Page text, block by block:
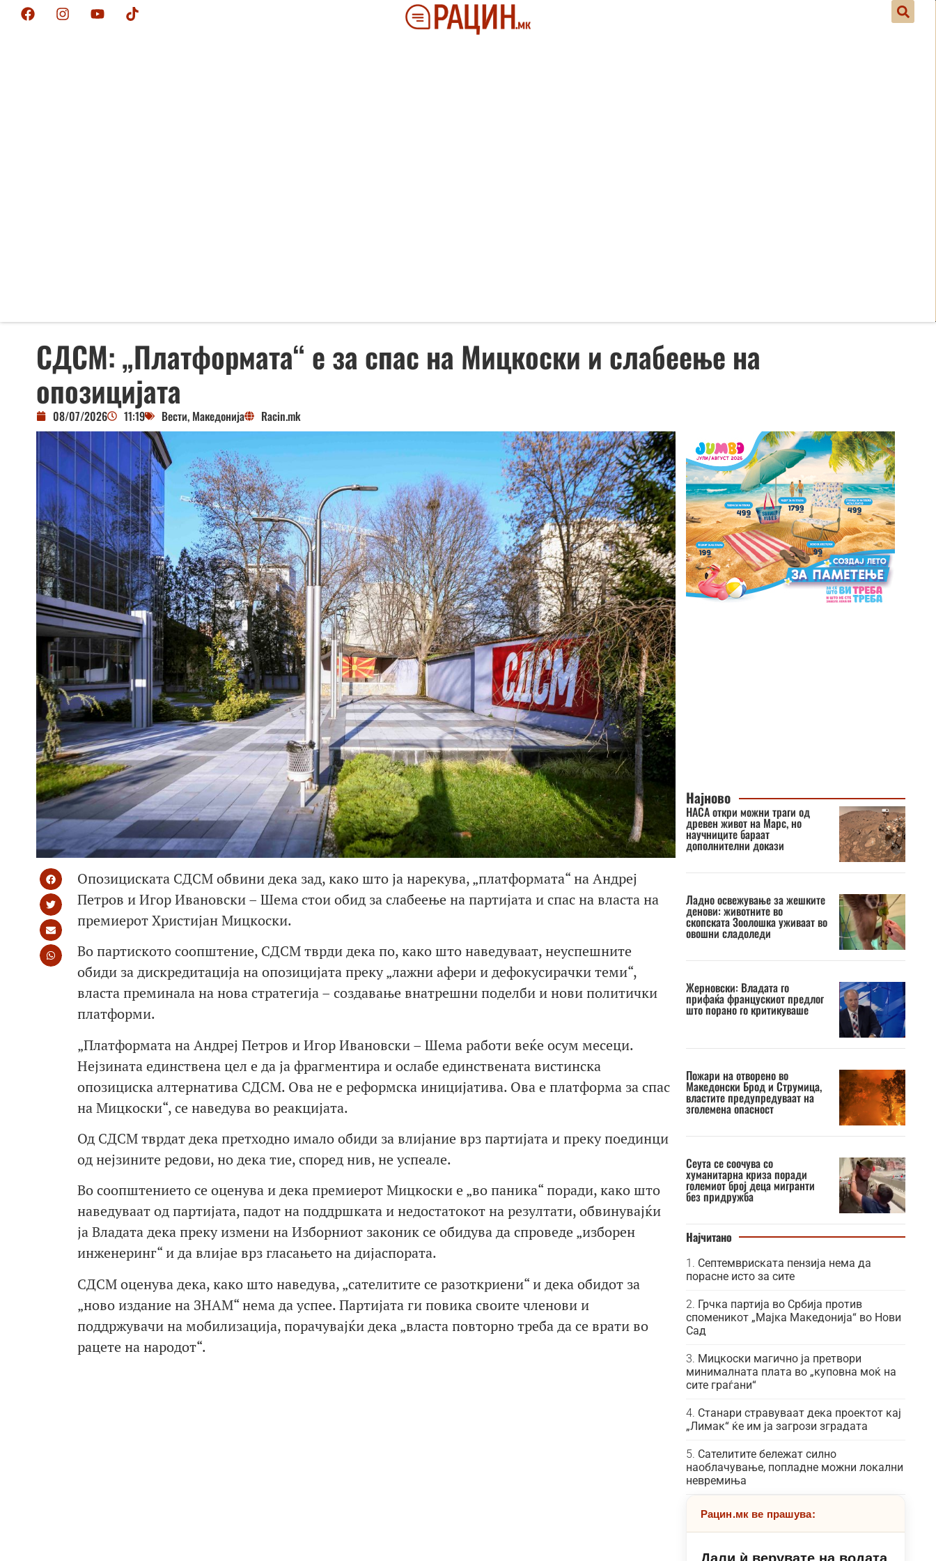
СДСМ: „Платформата“ е за спас на Мицкоски и слабеење на
опозицијата
08/07/2026 11:19 Вести, Македонија Racin.mk
Опозициската СДСМ обвини дека зад, како што ја нарекува, „платформата“ на Андреј
Петров и Игор Ивановски – Шема стои обид за слабеење на партијата и спас на власта на
премиерот Христијан Мицкоски.
Во партиското соопштение, СДСМ тврди дека по, како што наведуваат, неуспешните
обиди за дискредитација на опозицијата преку „лажни афери и дефокусирачки теми“,
власта преминала на нова стратегија – создавање внатрешни поделби и нови политички
платформи.
„Платформата на Андреј Петров и Игор Ивановски – Шема работи веќе осум месеци.
Нејзината единствена цел е да ја фрагментира и ослабе единствената вистинска
опозициска алтернатива СДСМ. Ова не е реформска иницијатива. Ова е платформа за спас
на Мицкоски“, се наведува во реакцијата.
Од СДСМ тврдат дека претходно имало обиди за влијание врз партијата и преку поединци
од нејзините редови, но дека тие, според нив, не успеале.
Во соопштението се оценува и дека премиерот Мицкоски е „во паника“ поради, како што
наведуваат од партијата, падот на поддршката и недостатокот на резултати, обвинувајќи
ја Владата дека преку измени на Изборниот законик се обидува да спроведе „изборен
инженеринг“ и да влијае врз гласањето на дијаспората.
СДСМ оценува дека, како што наведува, „сателитите се разоткриени“ и дека обидот за
„ново издание на ЗНАМ“ нема да успее. Партијата ги повика своите членови и
поддржувачи на мобилизација, порачувајќи дека „власта повторно треба да се врати во
рацете на народот“.
Најново
НАСА откри можни траги од
древен живот на Марс, но
научниците бараат
дополнителни докази
Ладно освежување за жешките
денови: животните во
скопската Зоолошка уживаат во
овошни сладоледи
Жерновски: Владата го
прифаќа францускиот предлог
што порано го критикуваше
Пожари на отворено во
Македонски Брод и Струмица,
властите предупредуваат на
зголемена опасност
Сеута се соочува со
хуманитарна криза поради
големиот број деца мигранти
без придружба
Најчитано
Септемвриската пензија нема да
порасне исто за сите
Грчка партија во Србија против
споменикот „Мајка Македонија“ во Нови
Сад
Мицкоски магично ја претвори
минималната плата во „куповна моќ на
сите граѓани“
Станари стравуваат дека проектот кај
„Лимак“ ќе им ја загрози зградата
Сателитите бележат силно
наоблачување, попладне можни локални
невремиња
Рацин.мк ве прашува: